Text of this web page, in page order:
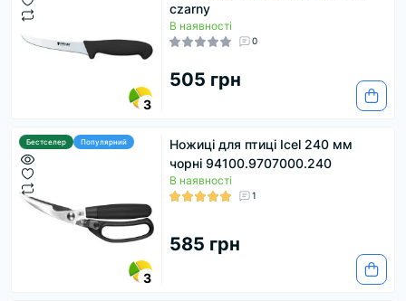
3
czarny
В наявності
0
505 грн
Бестселер Популярний
3
Ножиці для птиці Icel 240 мм
чорні 94100.9707000.240
В наявності
1
585 грн